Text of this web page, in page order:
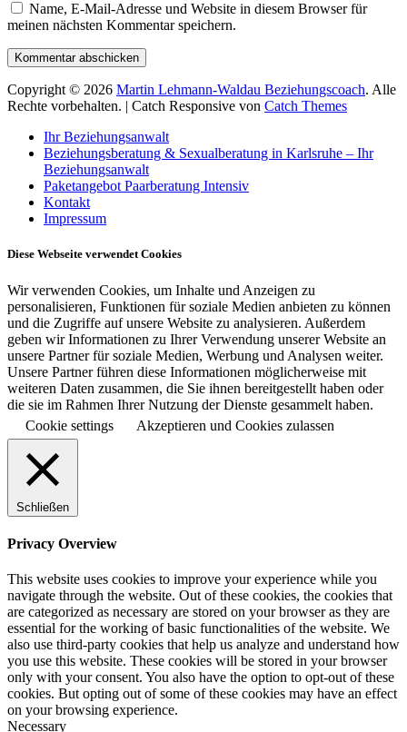
Name, E-Mail-Adresse und Website in diesem Browser für
meinen nächsten Kommentar speichern.
Copyright © 2026 Martin Lehmann-Waldau Beziehungscoach. Alle
Rechte vorbehalten. | Catch Responsive von Catch Themes
oben
scrollen
Ihr Beziehungsanwalt
Beziehungsberatung & Sexualberatung in Karlsruhe – Ihr
Beziehungsanwalt
Paketangebot Paarberatung Intensiv
Kontakt
Impressum
Diese Webseite verwendet Cookies
Wir verwenden Cookies, um Inhalte und Anzeigen zu
personalisieren, Funktionen für soziale Medien anbieten zu können
und die Zugriffe auf unsere Website zu analysieren. Außerdem
geben wir Informationen zu Ihrer Verwendung unserer Website an
unsere Partner für soziale Medien, Werbung und Analysen weiter.
Unsere Partner führen diese Informationen möglicherweise mit
weiteren Daten zusammen, die Sie ihnen bereitgestellt haben oder
die sie im Rahmen Ihrer Nutzung der Dienste gesammelt haben.
Cookie settings
Akzeptieren und Cookies zulassen
Schließen
Privacy Overview
This website uses cookies to improve your experience while you
navigate through the website. Out of these cookies, the cookies that
are categorized as necessary are stored on your browser as they are
essential for the working of basic functionalities of the website. We
also use third-party cookies that help us analyze and understand how
you use this website. These cookies will be stored in your browser
only with your consent. You also have the option to opt-out of these
cookies. But opting out of some of these cookies may have an effect
on your browsing experience.
Necessary